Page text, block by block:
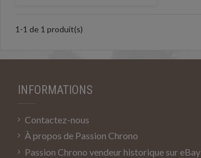
1-1 de 1 produit(s)
INFORMATIONS
Contactez-nous
À propos de Passion Chrono
Passion Chrono vendeur historique sur eBay